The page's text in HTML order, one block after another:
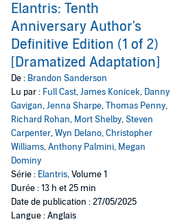
Elantris: Tenth
Anniversary Author's
Definitive Edition (1 of 2)
[Dramatized Adaptation]
De : Brandon Sanderson
Lu par : Full Cast,James Konicek, Danny
Gavigan,Jenna Sharpe,Thomas Penny,
Richard Rohan, Mort Shelby,Steven
Carpenter,Wyn Delano,Christopher
Williams,Anthony Palmini, Megan
Dominy
Série : Elantris, Volume 1
Durée : 13 h et 25 min
Date de publication : 27/05/2025
Langue : Anglais